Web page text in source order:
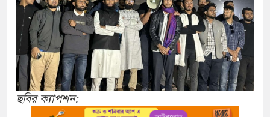
ছবির ক্যাপশন: